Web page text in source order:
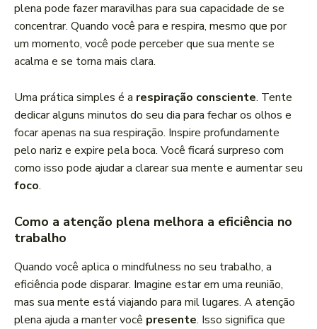
plena pode fazer maravilhas para sua capacidade de se
concentrar. Quando você para e respira, mesmo que por
um momento, você pode perceber que sua mente se
acalma e se torna mais clara.
Uma prática simples é a respiração consciente. Tente
dedicar alguns minutos do seu dia para fechar os olhos e
focar apenas na sua respiração. Inspire profundamente
pelo nariz e expire pela boca. Você ficará surpreso com
como isso pode ajudar a clarear sua mente e aumentar seu
foco.
Como a atenção plena melhora a eficiência no
trabalho
Quando você aplica o mindfulness no seu trabalho, a
eficiência pode disparar. Imagine estar em uma reunião,
mas sua mente está viajando para mil lugares. A atenção
plena ajuda a manter você presente. Isso significa que